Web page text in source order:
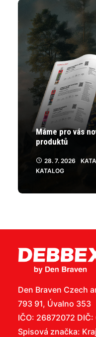
Máme pro vás
produktů
28. 7. 2026
KATALOG
Den Braven Czech
793 91, Úvalno 353
IČO: 26872072
Spisová značka: